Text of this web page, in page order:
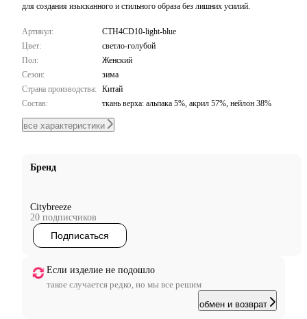
для создания изысканного и стильного образа без лишних усилий.
Артикул:
CTH4CD10-light-blue
Цвет:
светло-голубой
Пол:
Женский
Сезон:
зима
Страна производства: Китай
Состав:
ткань верха: альпака 5%, акрил 57%, нейлон 38%
все характеристики
Бренд
Citybreeze
20 подписчиков
Подписаться
Если изделие не подошло
такое случается редко, но мы все решим
обмен и возврат